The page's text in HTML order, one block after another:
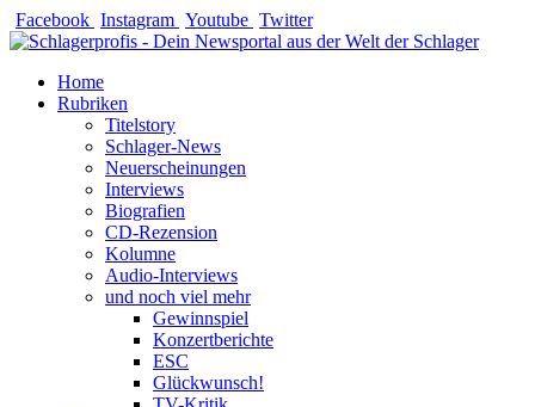
Zum
Inhalt
Facebook Instagram Youtube Twitter
Home
Rubriken
Titelstory
Schlager-News
Neuerscheinungen
Interviews
Biografien
CD-Rezension
Kolumne
Audio-Interviews
und noch viel mehr
Gewinnspiel
Konzertberichte
ESC
Glückwunsch!